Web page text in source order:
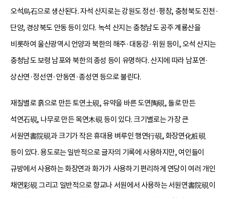
오석烏石으로 생산된다. 자석 산지로는 강원도 정선·평창, 충청북도 진천·
단양, 경상북도 안동 등이 있다. 녹석 산지는 충청남도 공주 계룡산을
비롯하여 울산광역시 언양과 북한의 해주·대동강·위원 등이, 오석 산지는
충청남도 보령 남포와 북한의 종성 등이 유명하다. 산지에 따라 남포연·
상산연·정선연·안동연·종성연 등으로 불린다.
재질별로 흙으로 만든 토연土硯, 유약을 바른 도연陶硯, 돌로 만든
석연石硯, 나무로 만든 목연木硯 등이 있다. 크기별로는 가장 큰
서원연書院硯과 크기가 작은 휴대용 벼루인 행연行硯, 화장연化粧硯
등이 있다. 용도로는 일반적으로 글자의 기록에 사용하지만, 여인들이
규방에서 사용하는 화장연과 화가가 사용하기 편리하게 연당이 여러 개인
채연彩硯 그리고 일반적으로 향교나 서원에서 사용하는 서원연書院硯이